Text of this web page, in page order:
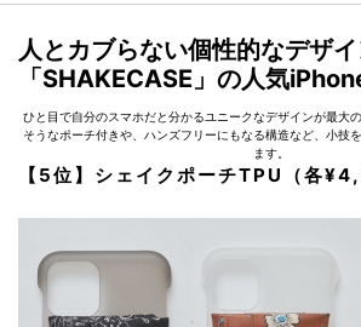
人とカブらない個性的なデザイ
「SHAKECASE」の人気
ひと目で自分のスマホだと分かるユニークなデザインが最大
そうなポーチ付きや、ハンズフリーにもなる構造など、小技
ます。
【5位】シェイクポーチTPU（各